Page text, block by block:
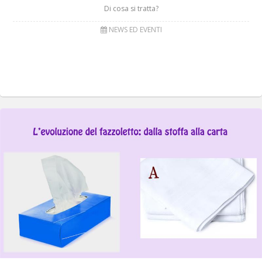
Di cosa si tratta?
NEWS ED EVENTI